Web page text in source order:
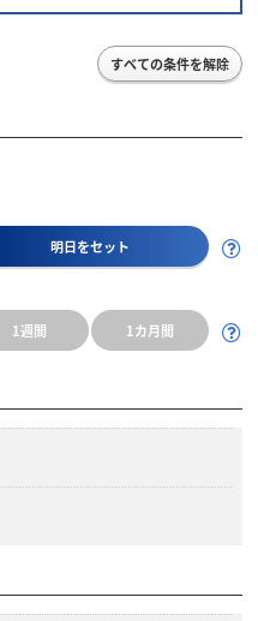
すべての条件を解除
明日をセット
1週間 1カ月間